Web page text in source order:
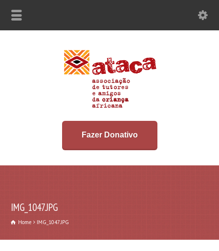
Fazer Donativo
IMG_1047.JPG
Home IMG_1047.JPG